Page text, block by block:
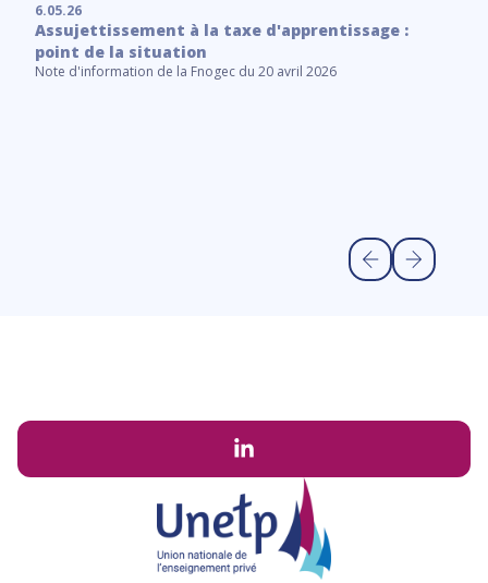
6.05.26
Assujettissement à la taxe d'apprentissage :
point de la situation
Note d'information de la Fnogec du 20 avril 2026